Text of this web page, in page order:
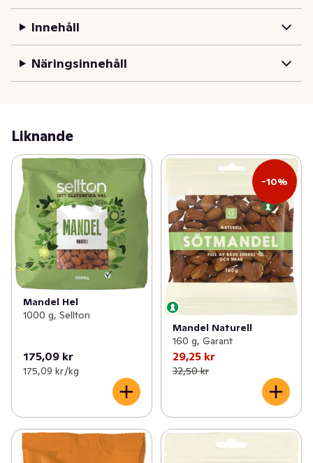
Innehåll
Näringsinnehåll
Liknande
Mandel Hel
1000 g, Sellton
175,09 kr
175,09 kr /kg
-10%
Mandel Naturell
160 g, Garant
29,25 kr
32,50 kr